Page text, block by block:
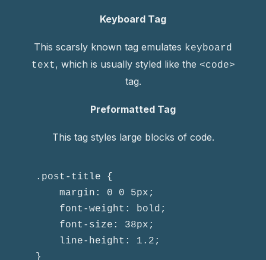
Keyboard Tag
This scarsly known tag emulates keyboard
text, which is usually styled like the <code>
tag.
Preformatted Tag
This tag styles large blocks of code.
.post-title {
}